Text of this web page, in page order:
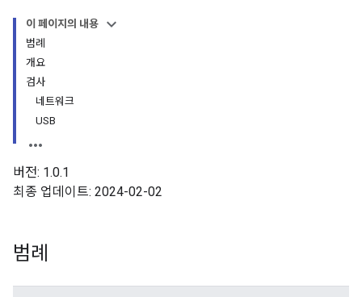
이 페이지의 내용
범례
개요
검사
네트워크
USB
버전: 1.0.1
최종 업데이트: 2024-02-02
범례